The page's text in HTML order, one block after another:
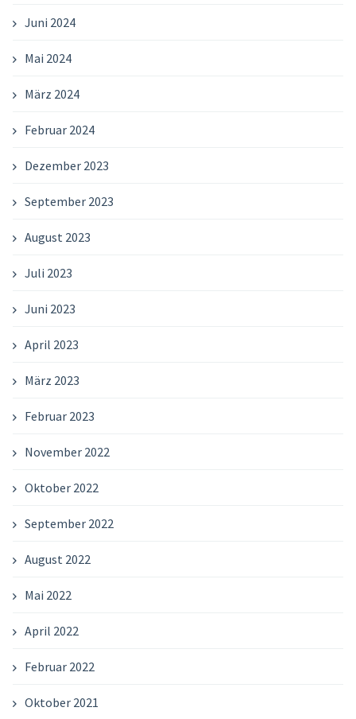
Juni 2024
Mai 2024
März 2024
Februar 2024
Dezember 2023
September 2023
August 2023
Juli 2023
Juni 2023
April 2023
März 2023
Februar 2023
November 2022
Oktober 2022
September 2022
August 2022
Mai 2022
April 2022
Februar 2022
Oktober 2021